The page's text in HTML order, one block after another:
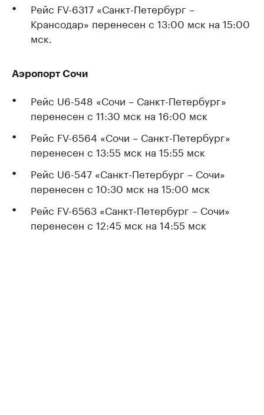
Рейс FV-6317 «Санкт-Петербург –
Крансодар» перенесен с 13:00 мск на 15:00
мск.
Аэропорт Сочи
Рейс U6-548 «Сочи – Санкт-Петербург»
перенесен с 11:30 мск на 16:00 мск
Рейс FV-6564 «Сочи – Санкт-Петербург»
перенесен с 13:55 мск на 15:55 мск
Рейс U6-547 «Санкт-Петербург – Сочи»
перенесен с 10:30 мск на 15:00 мск
Рейс FV-6563 «Санкт-Петербург – Сочи»
перенесен с 12:45 мск на 14:55 мск